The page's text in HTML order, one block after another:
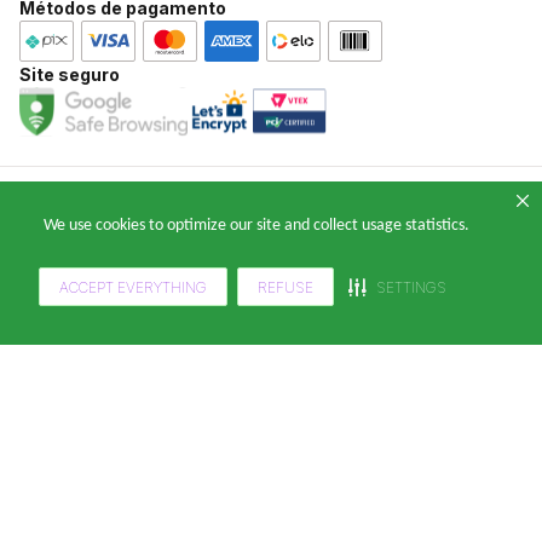
We use cookies to optimize our site and collect usage statistics.
ACCEPT EVERYTHING REFUSE SETTINGS
Atendimento WhatsApp: (11) 2391-0220
E-mail: falecomklabinforyou@klabin.com.br
Métodos de pagamento
Site seguro
05.905.802/0001-64 Avenida Brigadeiro Faria Lima, nº 949 - Pinheiros, São